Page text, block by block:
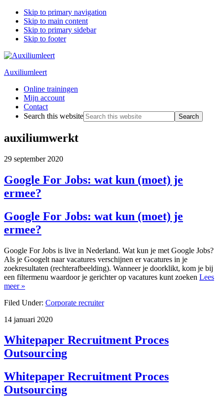
Skip to primary navigation
Skip to main content
Skip to primary sidebar
Skip to footer
Auxiliumleert
Online trainingen
Mijn account
Contact
Search this website
auxiliumwerkt
29 september 2020
Google For Jobs: wat kun (moet) je
ermee?
Google For Jobs: wat kun (moet) je
ermee?
Google For Jobs is live in Nederland. Wat kun je met Google Jobs?
Als je Googelt naar vacatures verschijnen er vacatures in je
zoekresultaten (rechterafbeelding). Wanneer je doorklikt, kom je bij
een filtermenu waardoor je gerichter op vacatures kunt zoeken Lees
meer »
Filed Under: Corporate recruiter
14 januari 2020
Whitepaper Recruitment Proces
Outsourcing
Whitepaper Recruitment Proces
Outsourcing